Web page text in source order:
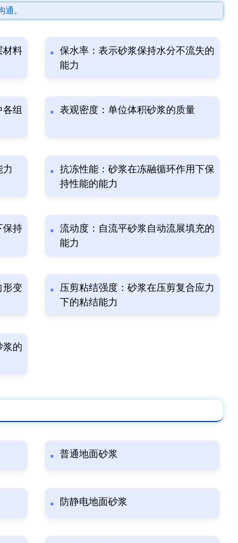
。
材料
保水率：表示砂浆保持水分不流失的
能力
组
表观密度：单位体积砂浆的质量
力
抗冻性能：砂浆在冻融循环作用下保
持性能的能力
保持
流动度：自流平砂浆自动流展填充的
能力
形变
压剪粘结强度：砂浆在压剪复合应力
下的粘结能力
浆的
普通地面砂浆
防静电地面砂浆